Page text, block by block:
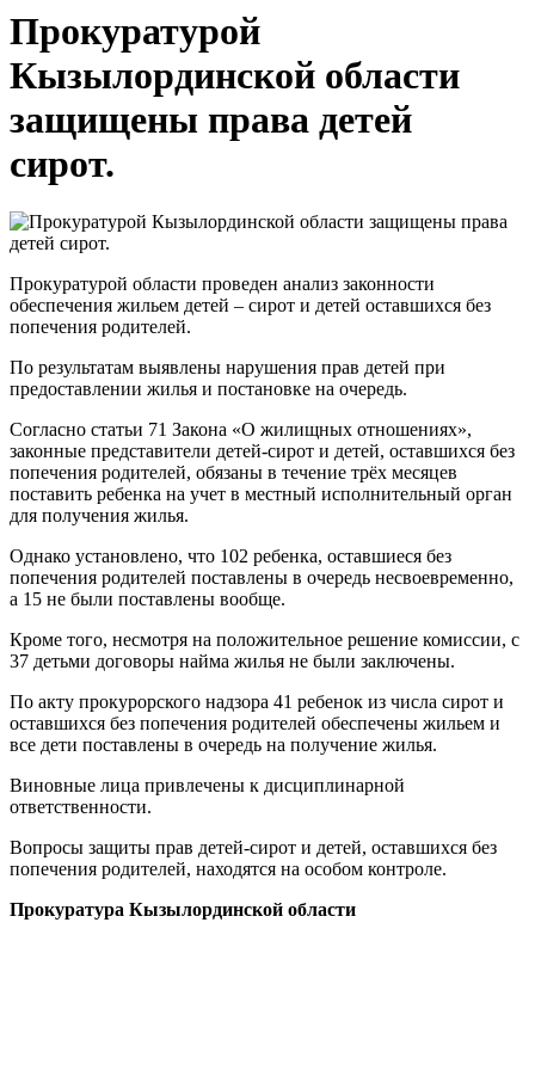
Прокуратурой
Кызылординской области
защищены права детей
сирот.
Прокуратурой области проведен анализ законности
обеспечения жильем детей – сирот и детей оставшихся без
попечения родителей.
По результатам выявлены нарушения прав детей при
предоставлении жилья и постановке на очередь.
Согласно статьи 71 Закона «О жилищных отношениях»,
законные представители детей-сирот и детей, оставшихся без
попечения родителей, обязаны в течение трёх месяцев
поставить ребенка на учет в местный исполнительный орган
для получения жилья.
Однако установлено, что 102 ребенка, оставшиеся без
попечения родителей поставлены в очередь несвоевременно,
а 15 не были поставлены вообще.
Кроме того, несмотря на положительное решение комиссии, с
37 детьми договоры найма жилья не были заключены.
По акту прокурорского надзора 41 ребенок из числа сирот и
оставшихся без попечения родителей обеспечены жильем и
все дети поставлены в очередь на получение жилья.
Виновные лица привлечены к дисциплинарной
ответственности.
Вопросы защиты прав детей-сирот и детей, оставшихся без
попечения родителей, находятся на особом контроле.
Прокуратура Кызылординской области